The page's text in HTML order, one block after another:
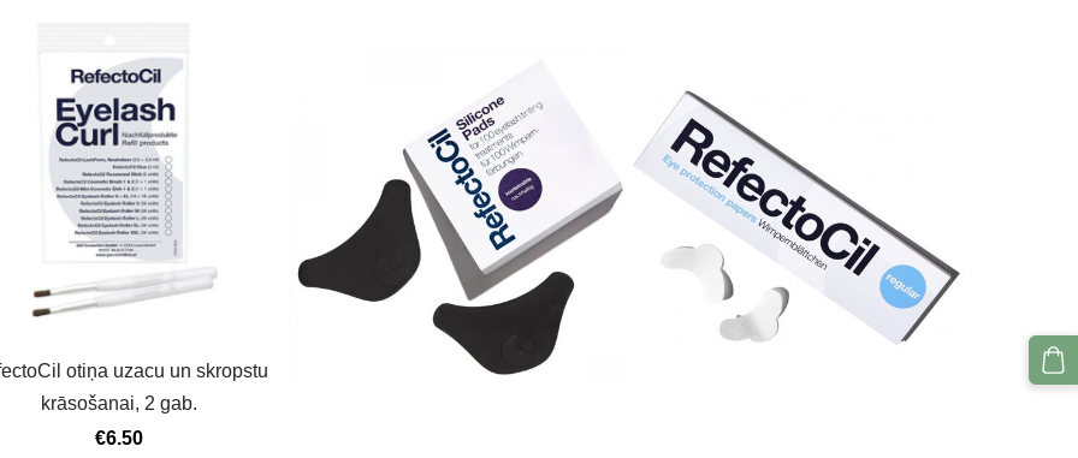
otiņa uzacu un skropstu
krāsošanai, 2 gab.
€6.50